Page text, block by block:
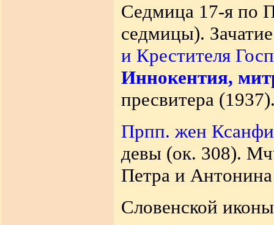
Седмица 17-я по
седмицы).
и Крестителя
Иннокентия,
пресвитера
Прпп. жен
девы (ок. 308).
Петра и
Словенской